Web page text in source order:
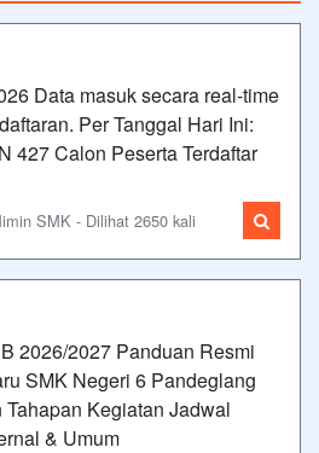
Data masuk secara real-time
Per Tanggal Hari Ini:
427 Calon Peserta Terdaftar
SMK - Dilihat 2650 kali
2026/2027 Panduan Resmi
SMK Negeri 6 Pandeglang
Kegiatan Jadwal
& Umum